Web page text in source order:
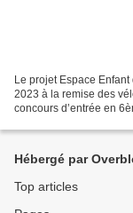
Le projet Espace
2023 à la remise des
concours d’entrée en
Hébergé par
Top articles